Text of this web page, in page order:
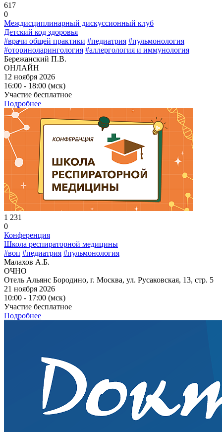
617
0
Междисциплинарный дискуссионный клуб
Детский код здоровья
#врачи общей практики #педиатрия #пульмонология
#оториноларингология #аллергология и иммунология
Бережанский П.В.
ОНЛАЙН
12 ноября 2026
16:00 - 18:00 (мск)
Участие бесплатное
Подробнее
1 231
0
Конференция
Школа респираторной медицины
#воп #педиатрия #пульмонология
Малахов А.Б.
ОЧНО
Отель Альянс Бородино, г. Москва, ул. Русаковская, 13, стр. 5
21 ноября 2026
10:00 - 17:00 (мск)
Участие бесплатное
Подробнее